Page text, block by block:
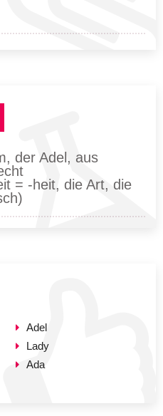
der Adel, aus
= -heit, die Art, die
Adel
Lady
Ada